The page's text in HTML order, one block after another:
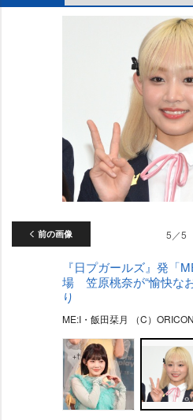
前の画像 5／5
『日プガールズ』発「
場 笠原桃奈が“愉快な
り
ME:I・飯田栞月 （C）